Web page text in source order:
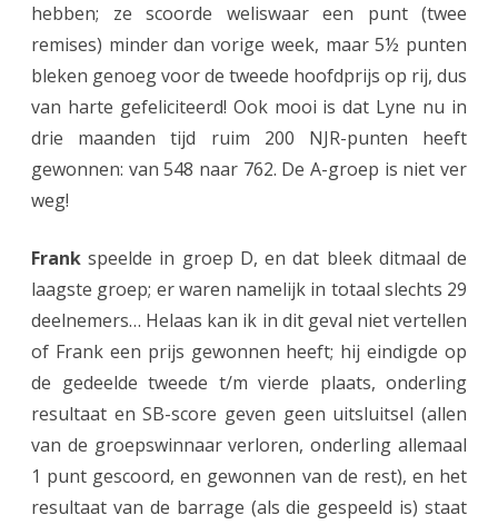
o
v
o
r
e
n
u
c
c
hebben; ze scoorde weliswaar een punt (twee
remises) minder dan vorige week, maar 5½ punten
bleken genoeg voor de tweede hoofdprijs op rij, dus
van harte gefeliciteerd! Ook mooi is dat Lyne nu in
drie maanden tijd ruim 200 NJR-punten heeft
gewonnen: van 548 naar 762. De A-groep is niet ver
weg!
Frank speelde in groep D, en dat bleek ditmaal de
laagste groep; er waren namelijk in totaal slechts 29
deelnemers… Helaas kan ik in dit geval niet vertellen
of Frank een prijs gewonnen heeft; hij eindigde op
de gedeelde tweede t/m vierde plaats, onderling
resultaat en SB-score geven geen uitsluitsel (allen
van de groepswinnaar verloren, onderling allemaal
1 punt gescoord, en gewonnen van de rest), en het
resultaat van de barrage (als die gespeeld is) staat